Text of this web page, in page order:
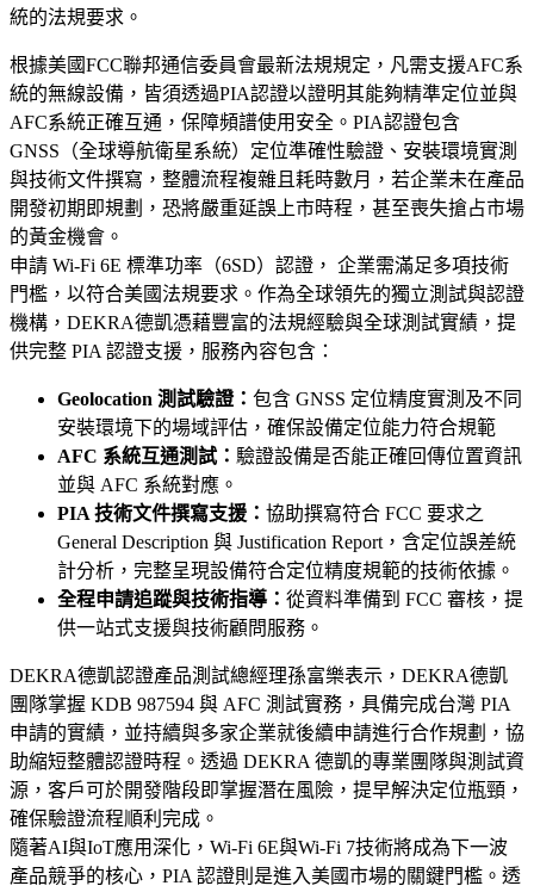
統的法規要求。
根據美國FCC聯邦通信委員會最新法規規定，凡需支援AFC系
統的無線設備，皆須透過PIA認證以證明其能夠精準定位並與
AFC系統正確互通，保障頻譜使用安全。PIA認證包含
GNSS（全球導航衛星系統）定位準確性驗證、安裝環境實測
與技術文件撰寫，整體流程複雜且耗時數月，若企業未在產品
開發初期即規劃，恐將嚴重延誤上市時程，甚至喪失搶占市場
的黃金機會。
申請 Wi-Fi 6E 標準功率（6SD）認證， 企業需滿足多項技術
門檻，以符合美國法規要求。作為全球領先的獨立測試與認證
機構，DEKRA德凱憑藉豐富的法規經驗與全球測試實績，提
供完整 PIA 認證支援，服務內容包含：
Geolocation 測試驗證： 包含 GNSS 定位精度實測及不同
安裝環境下的場域評估，確保設備定位能力符合規範
AFC 系統互通測試： 驗證設備是否能正確回傳位置資訊
並與 AFC 系統對應。
PIA 技術文件撰寫支援： 協助撰寫符合 FCC 要求之
General Description 與 Justification Report，含定位誤差統
計分析，完整呈現設備符合定位精度規範的技術依據。
全程申請追蹤與技術指導： 從資料準備到 FCC 審核，提
供一站式支援與技術顧問服務。
DEKRA德凱認證產品測試總經理孫富樂表示，DEKRA德凱
團隊掌握 KDB 987594 與 AFC 測試實務，具備完成台灣 PIA
申請的實績，並持續與多家企業就後續申請進行合作規劃，協
助縮短整體認證時程。透過 DEKRA 德凱的專業團隊與測試資
源，客戶可於開發階段即掌握潛在風險，提早解決定位瓶頸，
確保驗證流程順利完成。
隨著AI與IoT應用深化，Wi-Fi 6E與Wi-Fi 7技術將成為下一波
產品競爭的核心，PIA 認證則是進入美國市場的關鍵門檻。透